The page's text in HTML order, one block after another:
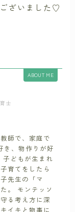
ざいました♡
ABOUT ME
士
師で、家庭で
き、物作りが好
どもが生まれ
育てをしたら
先生の「マ
。 モンテッソ
る考え方に深
イキと物事に